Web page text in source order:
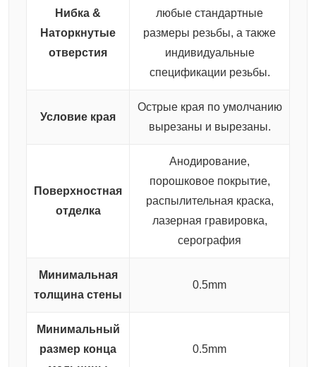
Нибка &
Наторкнутые
отверстия
любые стандартные
размеры резьбы, а также
индивидуальные
спецификации резьбы.
Условие края
Острые края по умолчанию
вырезаны и вырезаны.
Поверхностная
отделка
Анодирование,
порошковое покрытие,
распылительная краска,
лазерная гравировка,
серография
Минимальная
толщина стены
0.5mm
Минимальный
размер конца
0.5mm